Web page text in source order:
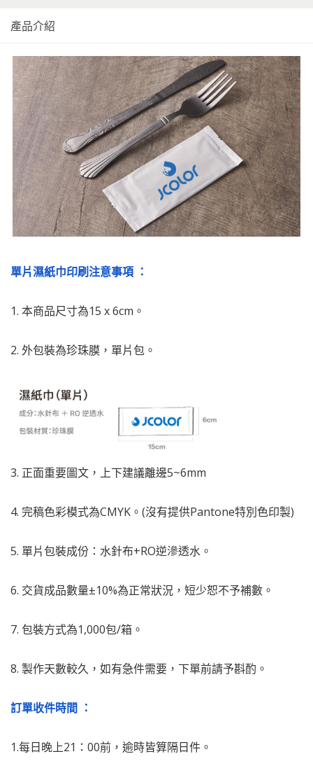
產品介紹
單片濕紙巾印刷注意事項 ：
1. 本商品尺寸為15 x 6cm。
2. 外包裝為珍珠膜，單片包。
3. 正面重要圖文，上下建議離邊5~6mm
4. 完稿色彩模式為CMYK。(沒有提供Pantone特別色印製)
5. 單片包裝成份：水針布+RO逆滲透水。
6. 交貨成品數量±10%為正常狀況，短少恕不予補數。
7. 包裝方式為1,000包/箱。
8. 製作天數較久，如有急件需要，下單前請予斟酌。
訂單收件時間 ：
1.每日晚上21：00前，逾時皆算隔日件。